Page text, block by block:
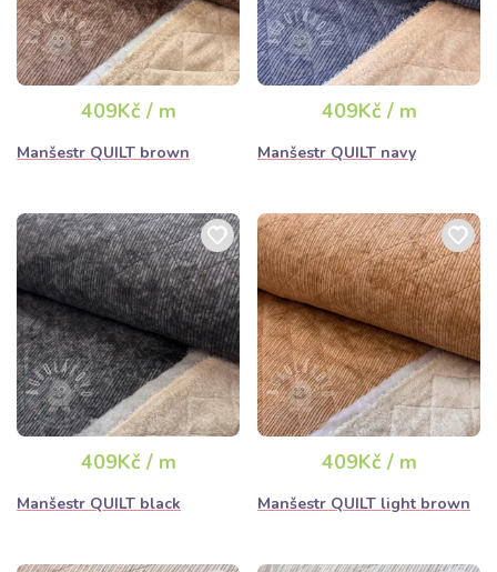
409Kč / m
Manšestr QUILT brown
409Kč / m
Manšestr QUILT navy
409Kč / m
Manšestr QUILT black
409Kč / m
Manšestr QUILT light brown